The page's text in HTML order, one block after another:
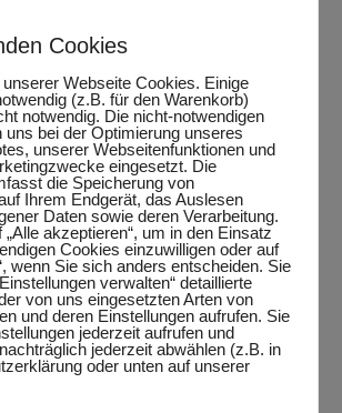
hinzufügen
Cookies
Webseite Cookies. Einige
(z.B. für den Warenkorb)
notwendig. Die nicht-notwendigen
uns bei der Optimierung unseres
unserer Webseitenfunktionen und
eingesetzt. Die
die Speicherung von
Ihrem Endgerät, das Auslesen
Daten sowie deren Verarbeitung.
akzeptieren“, um in den Einsatz
Cookies einzuwilligen oder auf
wenn Sie sich anders entscheiden. Sie
verwalten“ detaillierte
von uns eingesetzten Arten von
und deren Einstellungen aufrufen. Sie
jederzeit aufrufen und
jederzeit abwählen (z.B. in
oder unten auf unserer